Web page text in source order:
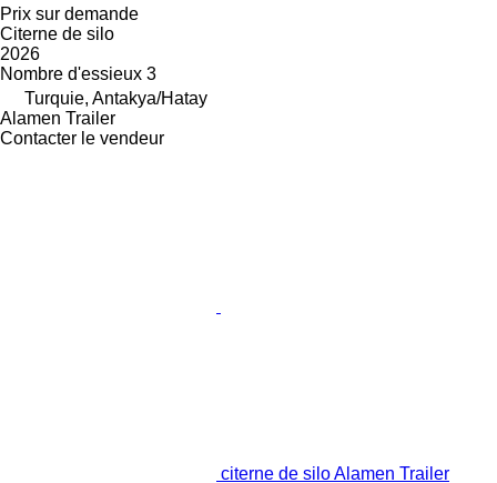
Prix sur demande
Citerne de silo
2026
Nombre d'essieux 3
Turquie, Antakya/Hatay
Alamen Trailer
Contacter le vendeur
citerne de silo Alamen Trailer